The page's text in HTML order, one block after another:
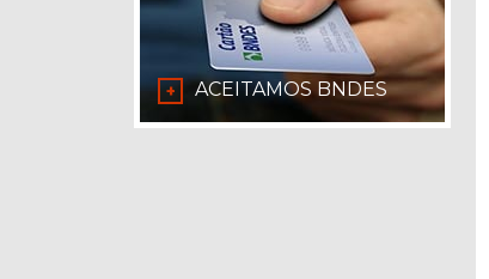
+ ACEITAMOS BNDES